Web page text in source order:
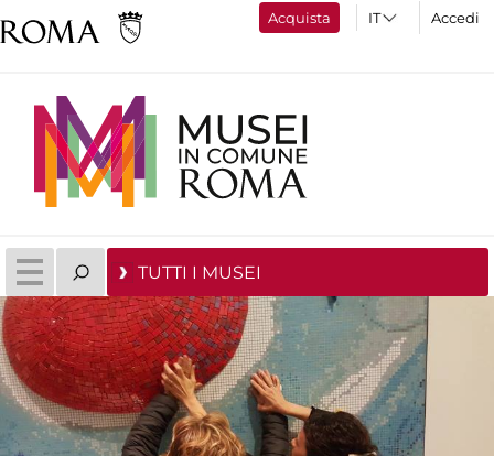
Acquista Accedi
TUTTI I MUSEI